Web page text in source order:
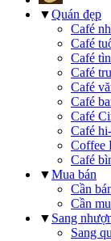
▼Quán đẹp
Café
Café
Café
Café
Café
Café
Café
Café
Coffee
Café
▼Mua bán
Cần
Cần
▼ Sang
Sang